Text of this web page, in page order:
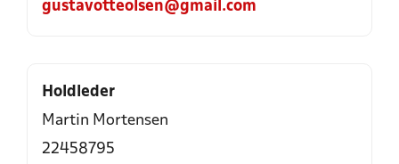
gustavotteolsen@gmail.com
Holdleder
Martin Mortensen
22458795